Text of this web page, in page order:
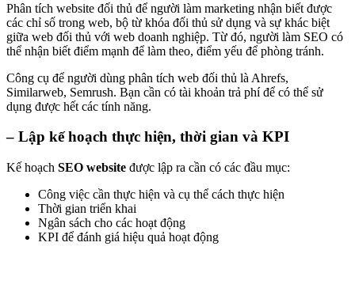
Phân tích website đối thủ để người làm marketing nhận biết được
các chỉ số trong web, bộ từ khóa đối thủ sử dụng và sự khác biệt
giữa web đối thủ với web doanh nghiệp. Từ đó, người làm SEO có
thể nhận biết điểm mạnh để làm theo, điểm yếu để phòng tránh.
Công cụ để người dùng phân tích web đối thủ là Ahrefs,
Similarweb, Semrush. Bạn cần có tài khoản trả phí để có thể sử
dụng được hết các tính năng.
– Lập kế hoạch thực hiện, thời gian và KPI
Kế hoạch SEO website được lập ra cần có các đầu mục:
Công việc cần thực hiện và cụ thể cách thực hiện
Thời gian triển khai
Ngân sách cho các hoạt động
KPI để đánh giá hiệu quả hoạt động